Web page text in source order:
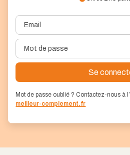
Mot de passe oublié ? Contactez-nous à
meilleur-complement.fr